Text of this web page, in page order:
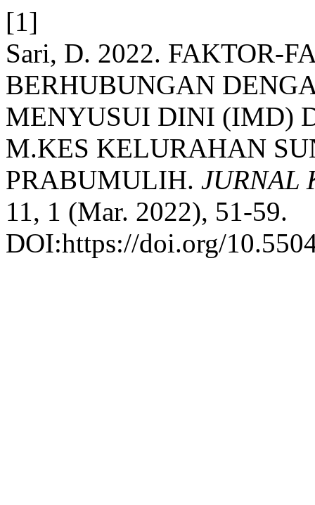
[1]
Sari, D. 2022. FAKTOR-
BERHUBUNGAN
MENYUSUI DINI (IMD)
M.KES KELURAHAN
PRABUMULIH. JURNAL
11, 1 (Mar. 2022), 51-59.
DOI:https://doi.org/